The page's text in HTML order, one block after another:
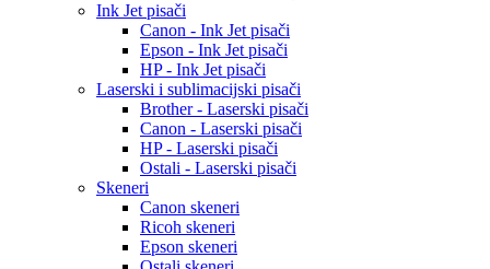
Ink Jet pisači
Canon - Ink Jet pisači
Epson - Ink Jet pisači
HP - Ink Jet pisači
Laserski i sublimacijski pisači
Brother - Laserski pisači
Canon - Laserski pisači
HP - Laserski pisači
Ostali - Laserski pisači
Skeneri
Canon skeneri
Ricoh skeneri
Epson skeneri